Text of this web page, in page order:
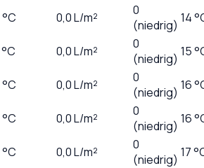
°C 0,0L/m²
0
(niedrig) 14
°C 0,0L/m²
0
(niedrig) 15
°C 0,0L/m²
0
(niedrig) 16
°C 0,0L/m²
0
(niedrig) 16
°C 0,0L/m²
0
(niedrig) 17